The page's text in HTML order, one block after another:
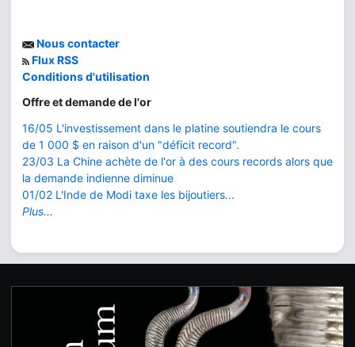
Nous contacter
Flux RSS
Conditions d'utilisation
Offre et demande de l'or
16/05 L'investissement dans le platine soutiendra le cours
de 1 000 $ en raison d'un "déficit record".
23/03 La Chine achète de l'or à des cours records alors que
la demande indienne diminue
01/02 L'Inde de Modi taxe les bijoutiers...
Plus...